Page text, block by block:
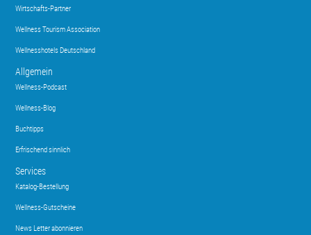
Wirtschafts-Partner
Wellness Tourism Association
Wellnesshotels Deutschland
Allgemein
Wellness-Podcast
Wellness-Blog
Buchtipps
Erfrischend sinnlich
Services
Katalog-Bestellung
Wellness-Gutscheine
News Letter abonnieren